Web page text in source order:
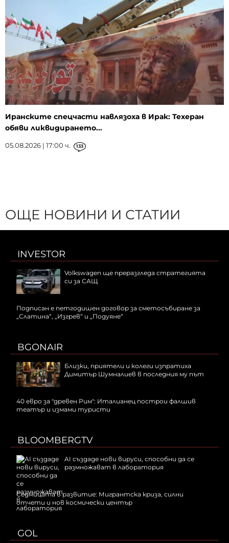
Иранските спецчасти навлязоха в Ирак: Техеран
обяви ликвидирането...
05.08.2026 | 17:00 ч. 133
ОЩЕ НОВИНИ И СТАТИИ
INVESTOR
Volkswagen ще преразгледа стратегията
си за САЩ
Подписан е петгодишен договор за сметосъбиране за
„Слатина“, „Изгрев“ и „Подуяне“
BGONAIR
Близки, приятели и колеги изпратиха
Димитър Шумналиев в последния му път
40 евро за "древен Рим": Италианец построи фалшив
театър и измами туристи
BLOOMBERGTV
AI създаде нови вируси, способни да се
размножават в лаборатория
Седмицата в развитие: Мигрантска криза, силни
отчети и нов космически център
GOL